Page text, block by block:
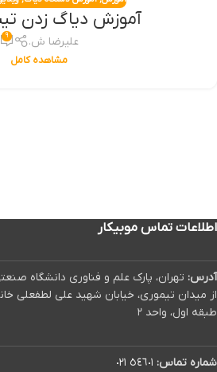
آموزش دیاگ زدن
علیرضا ش. ۹
مشاهده کامل
اطلاعات تماس موبیکار
آدرس: تهران، پارک علم و فناوری دانشگاه
طبقه اول، واحد ۲
شماره تماس: ٥٤٦٠١ ٠٢١